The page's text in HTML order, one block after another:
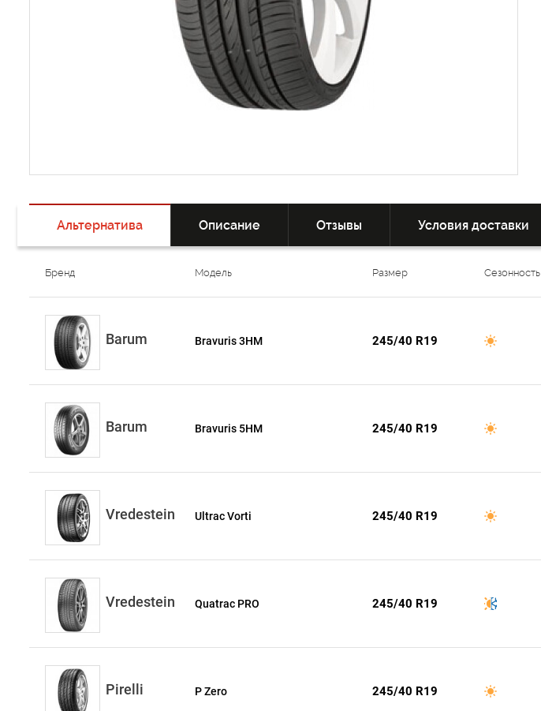
Альтернатива Описание Отзывы Условия доставки
Бренд Модель Размер Сезонность
Barum Bravuris 3HM 245/40 R19
Barum Bravuris 5HM 245/40 R19
Vredestein Ultrac Vorti 245/40 R19
Vredestein Quatrac PRO 245/40 R19
Pirelli P Zero 245/40 R19